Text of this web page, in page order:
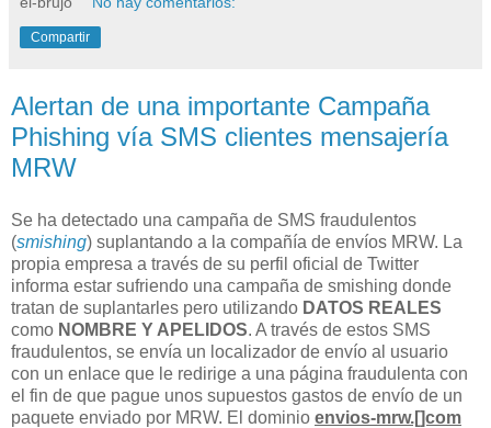
Compartir
Alertan de una importante Campaña
Phishing vía SMS clientes mensajería
MRW
Se ha detectado una campaña de SMS fraudulentos
(smishing) suplantando a la compañía de envíos MRW. La
propia empresa a través de su perfil oficial de Twitter
informa estar sufriendo una campaña de smishing donde
tratan de suplantarles pero utilizando DATOS REALES
como NOMBRE Y APELIDOS. A través de estos SMS
fraudulentos, se envía un localizador de envío al usuario
con un enlace que le redirige a una página fraudulenta con
el fin de que pague unos supuestos gastos de envío de un
paquete enviado por MRW. El dominio envios-mrw.[]com